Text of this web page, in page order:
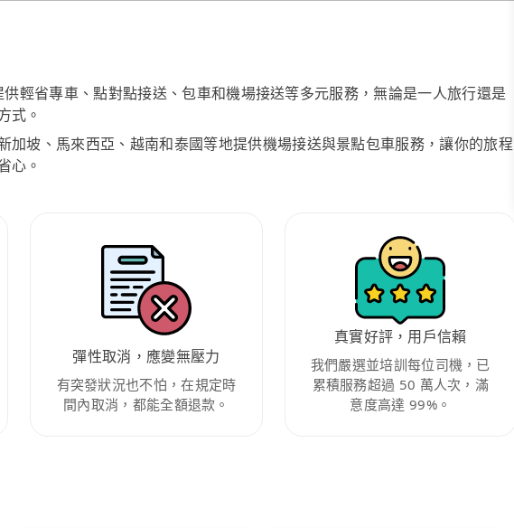
輕省專車、點對點接送、包車和機場接送等多元服務，無論是一人旅行還是
式。
加坡、馬來西亞、越南和泰國等地提供機場接送與景點包車服務，讓你的旅程
心。
彈性取消，應變無壓力
有突發狀況也不怕，在規定時
間內取消，都能全額退款。
真實好評，用戶信賴
我們嚴選並培訓每位司機，已
累積服務超過 50 萬人次，滿
意度高達 99%。